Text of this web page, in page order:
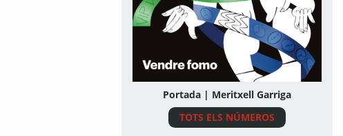
Portada | Meritxell Garriga
TOTS ELS NÚMEROS